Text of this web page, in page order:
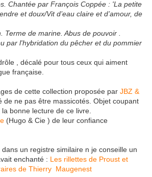
Chantée par François Coppée : 'La petite
et doux/Vit d’eau claire et d’amour, de
Terme de marine. Abus de pouvoir .
par l'hybridation du pêcher et du pommier
, décalé pour tous ceux qui aiment
française.
de cette collection proposée par JBZ &
de ne pas être massicotés. Objet coupant
bonne lecture de ce livre.
(Hugo & Cie ) de leur confiance
un registre similaire n je conseille un
enchanté : Les rillettes de Proust et
de Thierry Maugenest